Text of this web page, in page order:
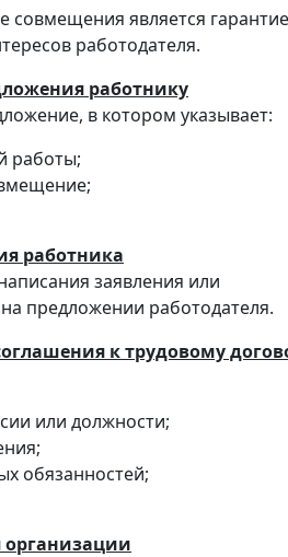
является
работодателя.
работнику
в котором указывает:
работы;
работника
заявления или
предложении работодателя.
к трудовому
или должности;
обязанностей;
организации